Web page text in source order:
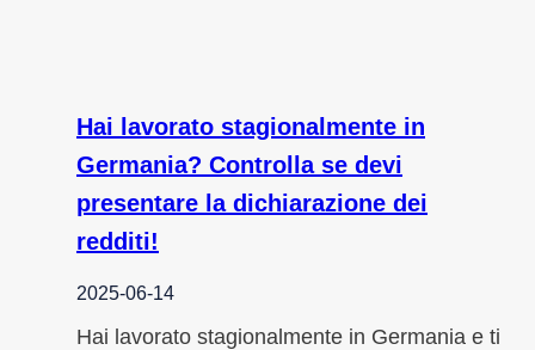
Hai lavorato stagionalmente in
Germania? Controlla se devi
presentare la dichiarazione dei
redditi!
2025-06-14
Hai lavorato stagionalmente in Germania e ti